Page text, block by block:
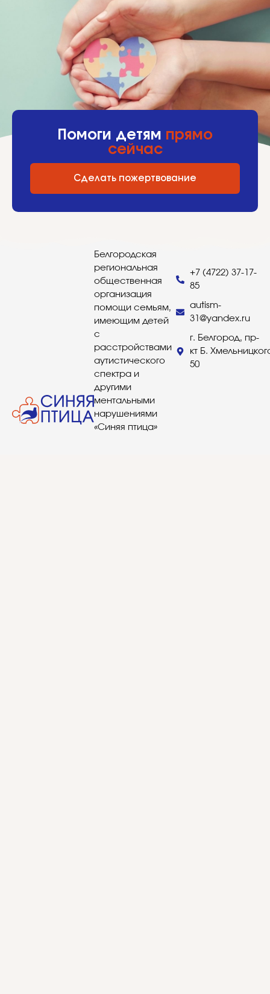
Помоги детям прямо
сейчас
Сделать пожертвование
Белгородская
региональная
общественная
организация
помощи семьям,
имеющим детей
с
расстройствами
аутистического
спектра и
другими
ментальными
нарушениями
«Синяя птица»
+7 (4722) 37-17-
85
autism-
31@yandex.ru
г. Белгород, пр-
кт Б.
50